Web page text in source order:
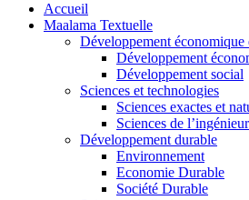
Accueil
Maalama Textuelle
Développement économique
Développement
Développement social
Sciences et technologies
Sciences exactes et
Sciences de
Développement durable
Environnement
Economie Durable
Société Durable